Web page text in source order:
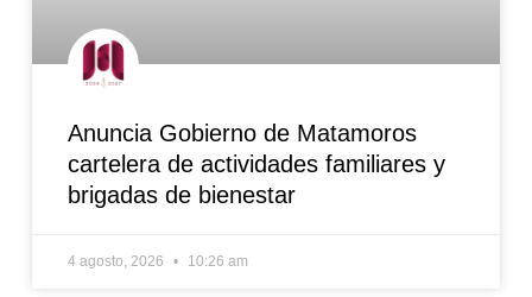
Anuncia Gobierno de Matamoros
cartelera de actividades familiares y
brigadas de bienestar
4 agosto, 2026 10:26 am